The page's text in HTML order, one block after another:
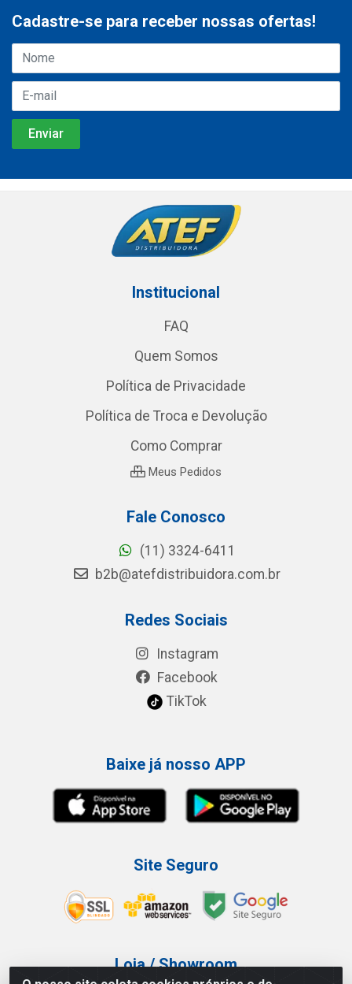
Cadastre-se para receber nossas ofertas!
Institucional
FAQ
Quem Somos
Política de Privacidade
Política de Troca e Devolução
Como Comprar
Meus Pedidos
Fale Conosco
(11) 3324-6411
b2b@atefdistribuidora.com.br
Redes Sociais
Instagram
Facebook
TikTok
Baixe já nosso APP
Site Seguro
Loja / Showroom